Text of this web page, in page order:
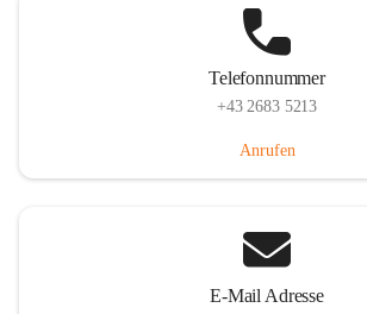
Telefonnummer
+43 2683 5213
Anrufen
E-Mail Adresse